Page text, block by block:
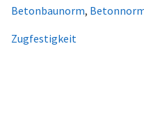
Betonbaunorm,
Zugfestigkeit